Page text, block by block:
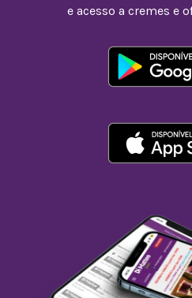
e acesso a cremes e